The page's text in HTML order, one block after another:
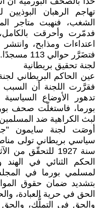
تهاجم الرهبان
الشغب، فنهبت متاجر
فدمّرت وأحرقت
اعتداءات ومذابح،
فتضَرَّر حوالي 113 مسجدًا.
لجنة تحقيق بريطانية
فقرَّرت اللجنة أن السبب
تدهور الأوضاع السياسية
بورما، فاستغلّت صحف
لبث الكراهية ضد
سياسي بريطاني تولى
سنة 1927 للتحقّق
الحكم الثنائي في
لمسلمي بورما في
بتشديد ضمان حقوق
الحق في حرية العبادة،
والحق في التملُّك،